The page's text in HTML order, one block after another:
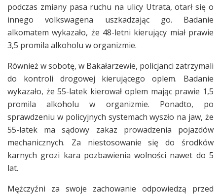
podczas zmiany pasa ruchu na ulicy Utrata, otarł się o
innego volkswagena uszkadzając go. Badanie
alkomatem wykazało, że 48-letni kierujący miał prawie
3,5 promila alkoholu w organizmie.
Również w sobotę, w Bakałarzewie, policjanci zatrzymali
do kontroli drogowej kierującego oplem. Badanie
wykazało, że 55-latek kierował oplem mając prawie 1,5
promila alkoholu w organizmie. Ponadto, po
sprawdzeniu w policyjnych systemach wyszło na jaw, że
55-latek ma sądowy zakaz prowadzenia pojazdów
mechanicznych. Za niestosowanie się do środków
karnych grozi kara pozbawienia wolności nawet do 5
lat.
Mężczyźni za swoje zachowanie odpowiedzą przed